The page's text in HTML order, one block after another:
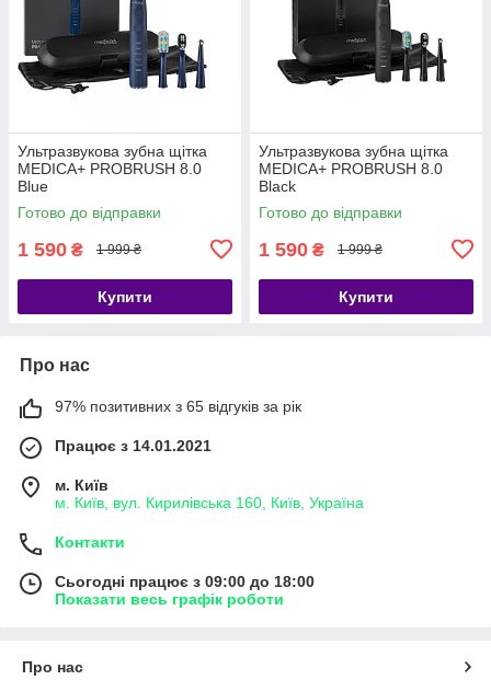
Ультразвукова зубна щітка
MEDICA+ PROBRUSH 8.0
Blue
Готово до відправки
1 590 ₴ 1 999 ₴
Купити
Ультразвукова зубна щітка
MEDICA+ PROBRUSH 8.0
Black
Готово до відправки
1 590 ₴ 1 999 ₴
Купити
Про нас
97% позитивних з 65 відгуків за рік
Працює з 14.01.2021
м. Київ
м. Київ, вул. Кирилівська 160, Київ, Україна
Контакти
Сьогодні працює з 09:00 до 18:00
Показати весь графік роботи
Про нас